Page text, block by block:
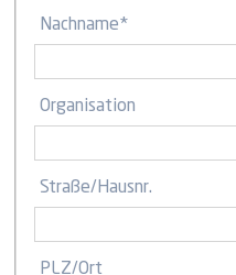
Nachname*
Organisation
Straße/ Hausnr.
PLZ/Ort